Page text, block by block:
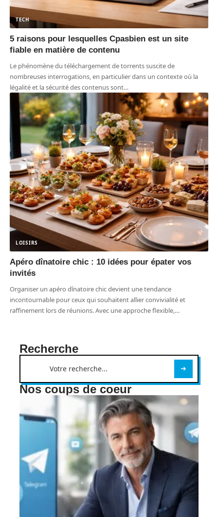
TECH
5 raisons pour lesquelles Cpasbien est un site
fiable en matière de contenu
Le phénomène du téléchargement de torrents suscite de
nombreuses interrogations, en particulier dans un contexte où la
légalité et la sécurité des contenus sont…
LOISIRS
Apéro dînatoire chic : 10 idées pour épater vos
invités
Organiser un apéro dînatoire chic devient une tendance
incontournable pour ceux qui souhaitent allier convivialité et
raffinement lors de réunions. Avec une approche flexible,…
Recherche
Nos coups de coeur